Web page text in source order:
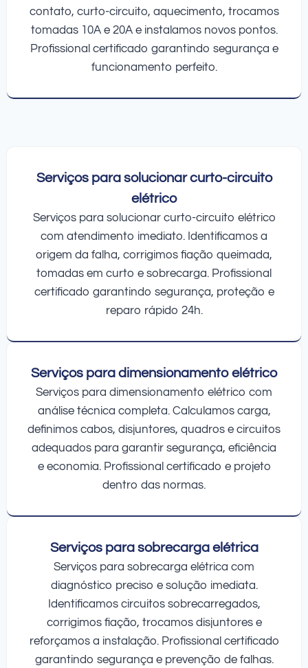
contato, curto-circuito, aquecimento, trocamos
tomadas 10A e 20A e instalamos novos pontos.
Profissional certificado garantindo segurança e
funcionamento perfeito.
Serviços para solucionar curto-circuito
elétrico
Serviços para solucionar curto-circuito elétrico
com atendimento imediato. Identificamos a
origem da falha, corrigimos fiação queimada,
tomadas em curto e sobrecarga. Profissional
certificado garantindo segurança, proteção e
reparo rápido 24h.
Serviços para dimensionamento elétrico
Serviços para dimensionamento elétrico com
análise técnica completa. Calculamos carga,
definimos cabos, disjuntores, quadros e circuitos
adequados para garantir segurança, eficiência
e economia. Profissional certificado e projeto
dentro das normas.
Serviços para sobrecarga elétrica
Serviços para sobrecarga elétrica com
diagnóstico preciso e solução imediata.
Identificamos circuitos sobrecarregados,
corrigimos fiação, trocamos disjuntores e
reforçamos a instalação. Profissional certificado
garantindo segurança e prevenção de falhas.